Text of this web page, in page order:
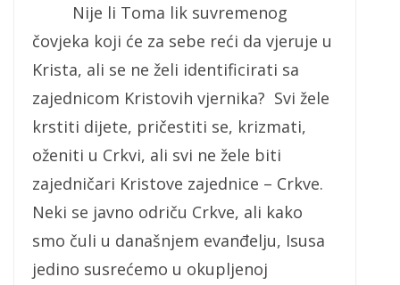
Nije li Toma lik suvremenog
čovjeka koji će za sebe reći da vjeruje u
Krista, ali se ne želi identificirati sa
zajednicom Kristovih vjernika? Svi žele
krstiti dijete, pričestiti se, krizmati,
oženiti u Crkvi, ali svi ne žele biti
zajedničari Kristove zajednice – Crkve.
Neki se javno odriču Crkve, ali kako
smo čuli u današnjem evanđelju, Isusa
jedino susrećemo u okupljenoj